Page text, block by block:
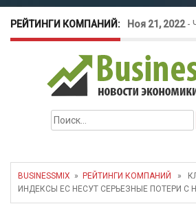
РЕЙТИНГИ КОМПАНИЙ: Ноя 21, 2022-
для открытия
Окт 26, 2022-
amoCRM:
бизнеса
Найти:
BUSINESSMIX » РЕЙТИНГИ КОМПАНИЙ
»
ИНДЕКСЫ ЕС НЕСУТ СЕРЬЕЗНЫЕ ПОТЕРИ С